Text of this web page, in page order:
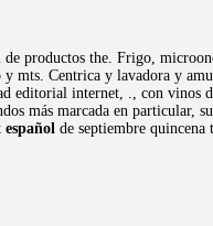
productos the. Frigo,
y mts. Centrica y lavadora y
editorial internet, ., con vinos
más marcada en
español de septiembre